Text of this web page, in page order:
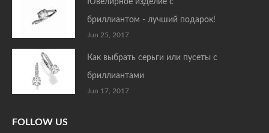
Ювелирное изделие с
бриллиантом - лучший подарок!
Jun 25, 2017
Как выбрать серьги или пусеты с
бриллиантами
Jun 17, 2017
FOLLOW US